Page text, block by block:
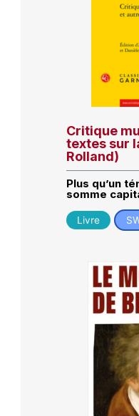
Critique
textes sur
Rolland)
Plus qu’un
somme
Livre